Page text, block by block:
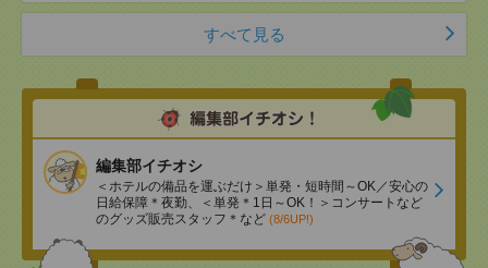
すべて見る
編集部イチオシ
＜ホテルの備品を運ぶだけ＞単発・短時間～OK／安心の
日給保障＊夜勤、＜単発＊1日～OK！＞コンサートなど
のグッズ販売スタッフ＊など (8/6UP!)